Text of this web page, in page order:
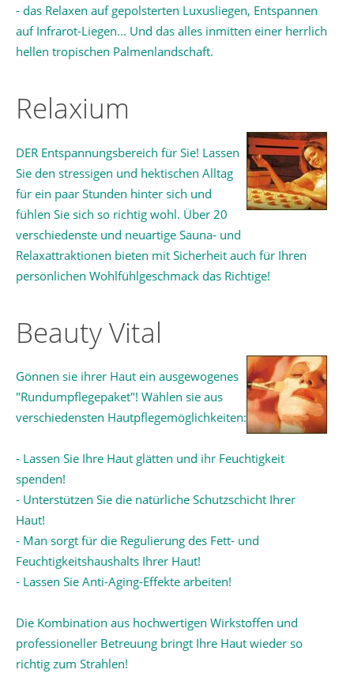
- das Relaxen auf gepolsterten Luxusliegen, Entspannen
auf Infrarot-Liegen... Und das alles inmitten einer herrlich
hellen tropischen Palmenlandschaft.
Relaxium
DER Entspannungsbereich für Sie! Lassen
Sie den stressigen und hektischen Alltag
für ein paar Stunden hinter sich und
fühlen Sie sich so richtig wohl. Über 20
verschiedenste und neuartige Sauna- und
Relaxattraktionen bieten mit Sicherheit auch für Ihren
persönlichen Wohlfühlgeschmack das Richtige!
Beauty Vital
Gönnen sie ihrer Haut ein ausgewogenes
"Rundumpflegepaket"! Wählen sie aus
verschiedensten Hautpflegemöglichkeiten:
- Lassen Sie Ihre Haut glätten und ihr Feuchtigkeit
spenden!
- Unterstützen Sie die natürliche Schutzschicht Ihrer
Haut!
- Man sorgt für die Regulierung des Fett- und
Feuchtigkeitshaushalts Ihrer Haut!
- Lassen Sie Anti-Aging-Effekte arbeiten!
Die Kombination aus hochwertigen Wirkstoffen und
professioneller Betreuung bringt Ihre Haut wieder so
richtig zum Strahlen!